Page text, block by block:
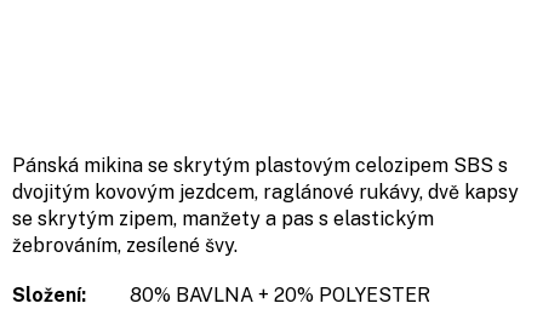
Pánská mikina se skrytým plastovým celozipem SBS s
dvojitým kovovým jezdcem, raglánové rukávy, dvě kapsy
se skrytým zipem, manžety a pas s elastickým
žebrováním, zesílené švy.
Složení:
80% BAVLNA + 20% POLYESTER